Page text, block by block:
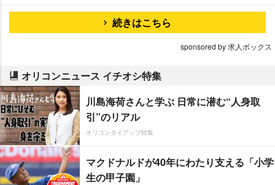
続きはこちら
sponsored by 求人ボックス
オリコンニュース イチオシ特集
川島海荷さんと学ぶ 日常に潜む“人身取
引”のリアル
オリコンタイアップ特集
マクドナルドが40年にわたり支える「小学
生の甲子園」